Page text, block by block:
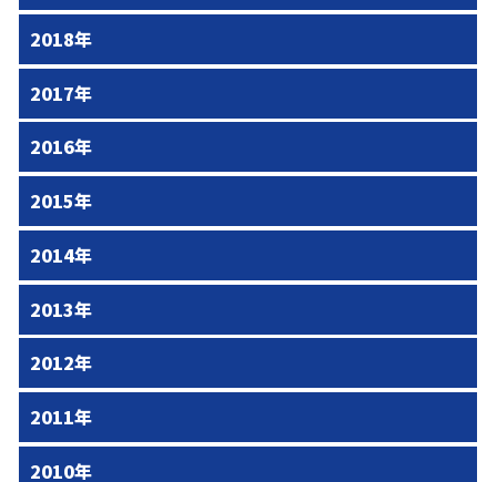
2018年
2017年
2016年
2015年
2014年
2013年
2012年
2011年
2010年